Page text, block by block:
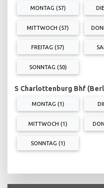
MONTAG (57)
MITTWOCH (57)
FREITAG (57)
SONNTAG (50)
S Charlottenburg Bhf
MONTAG (1)
MITTWOCH (1)
SONNTAG (1)